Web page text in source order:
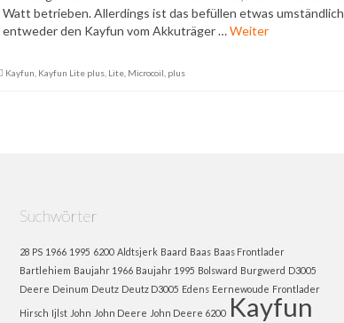
Watt betrieben. Allerdings ist das befüllen etwas
entweder den Kayfun vom Akkuträger …Weiter
Kayfun Kayfun Lite plus, Lite, Microcoil plus
Suchwörter
28 PS 1966 1995 6200 Aldtsjerk Baard Baas Baas Frontlader
Bartlehiem Baujahr 1966 Baujahr 1995 Bolsward Burgwerd D3005
Deere Deinum Deutz Deutz D3005 Edens Eernewoude Frontlader
Hirsch Ijlst John John Deere John Deere 6200 Kayfun